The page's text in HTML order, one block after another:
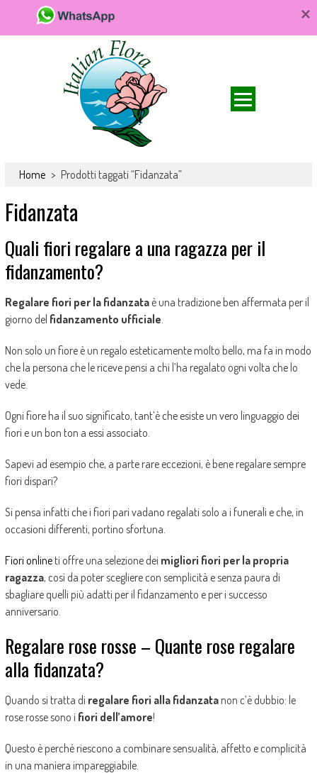
floreali. Fiori da acquistare online e consegnare a domicilio per ogni
Home > Prodotti taggati “Fidanzata”
Fidanzata
Quali fiori regalare a una ragazza per il
fidanzamento?
Regalare fiori per la fidanzataè una tradizione ben affermata per il
giorno del fidanzamento ufficiale.
Non solo un fiore è un regalo esteticamente molto bello, ma fa in modo
che la persona che le riceve pensi a chi l’ha regalato ogni volta che lo
vede.
Ogni fiore ha il suo significato, tant’è che esiste un vero linguaggio dei
fiori e un bon ton a essi associato.
Sapevi ad esempio che, a parte rare eccezioni, è bene regalare sempre
fiori dispari?
Si pensa infatti che i fiori pari vadano regalati solo a i funerali e che, in
occasioni differenti, portino sfortuna.
Fiori onlineti offre una selezione dei migliori fiori per la propria
ragazza, così da poter scegliere con semplicità e senza paura di
sbagliare quelli più adatti per il fidanzamento e per i successo
anniversario.
Regalare rose rosse – Quante rose regalare
alla fidanzata?
Quando si tratta di regalare fiori alla fidanzatanon c’è dubbio: le
rose rosse sono i fiori dell’amore!
Questo è perché riescono a combinare sensualità, affetto e complicità
in una maniera impareggiabile.